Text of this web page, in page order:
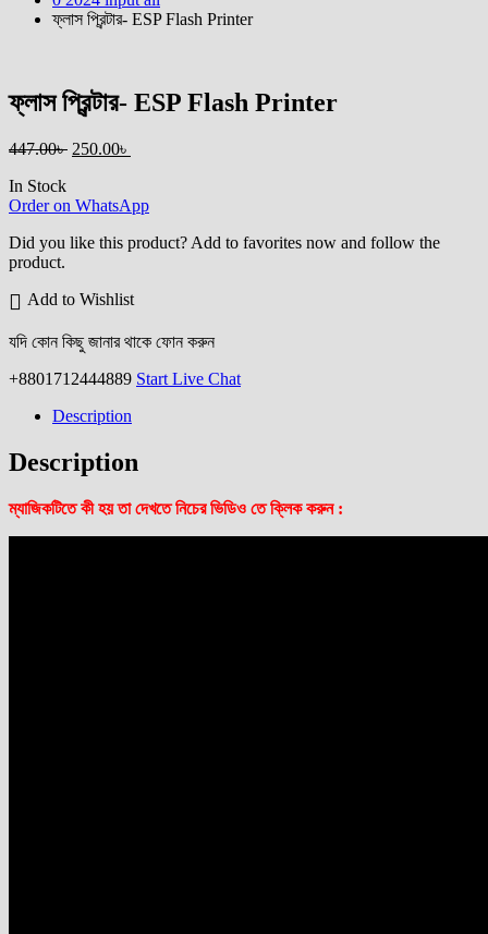
ফ্লাস প্রিন্টার- ESP Flash Printer
ফ্লাস প্রিন্টার- ESP Flash Printer
447.00৳ Original
447.00৳ .
250.00৳
250.00৳ .
In Stock
Order on WhatsApp
Did you like this product? Add to favorites now and follow the
product.
Add to Wishlist
যদি কোন কিছু জানার থাকে ফোন করুন
+8801712444889 Start Live Chat
Description
Description
ম্যাজিকটিতে কী হয় তা দেখতে নিচের ভিডিও তে ক্লিক করুন :